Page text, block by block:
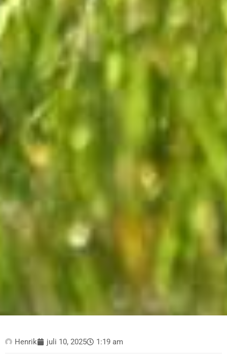
Henrik juli 10, 2025 1:19 am